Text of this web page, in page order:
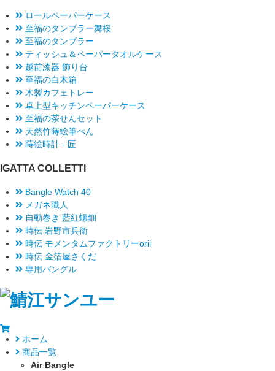
ロールペーパーケース
至福のタンブラー舞桜
至福のタンブラー
ティッシュ＆ペーパータオルケース
越前漆器 飾り台
至福の白木箱
木製カフェトレー
卓上型キッチンペーパーケース
至福の茶せんセット
天然竹蒔絵筆ぺん
蒔絵時計 - 匠
IGATTA COLLETTI
Bangle Watch 40
メガネ職人
自動巻き 藍紅螺鈿
時伝 岩野市兵衛
時伝 モメンタムファクトリーorii
時伝 金箔屋さくだ
専用バングル
ホーム
商品一覧
Air Bangle